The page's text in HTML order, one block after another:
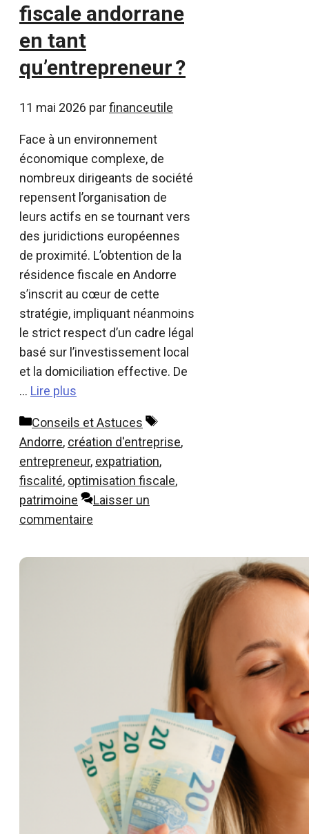
fiscale andorrane
en tant
qu’entrepreneur ?
11 mai 2026 parfinanceutile
Face à un environnement
économique complexe, de
nombreux dirigeants de société
repensent l’organisation de
leurs actifs en se tournant vers
des juridictions européennes
de proximité. L’obtention de la
résidence fiscale en Andorre
s’inscrit au cœur de cette
stratégie, impliquant néanmoins
le strict respect d’un cadre légal
basé sur l’investissement local
et la domiciliation effective. De
… Lire plus
Catégories
Conseils et Astuces
Étiquettes
Andorre, création d'entreprise,
entrepreneur, expatriation,
fiscalité, optimisation fiscale,
patrimoine
Laisser un
commentaire